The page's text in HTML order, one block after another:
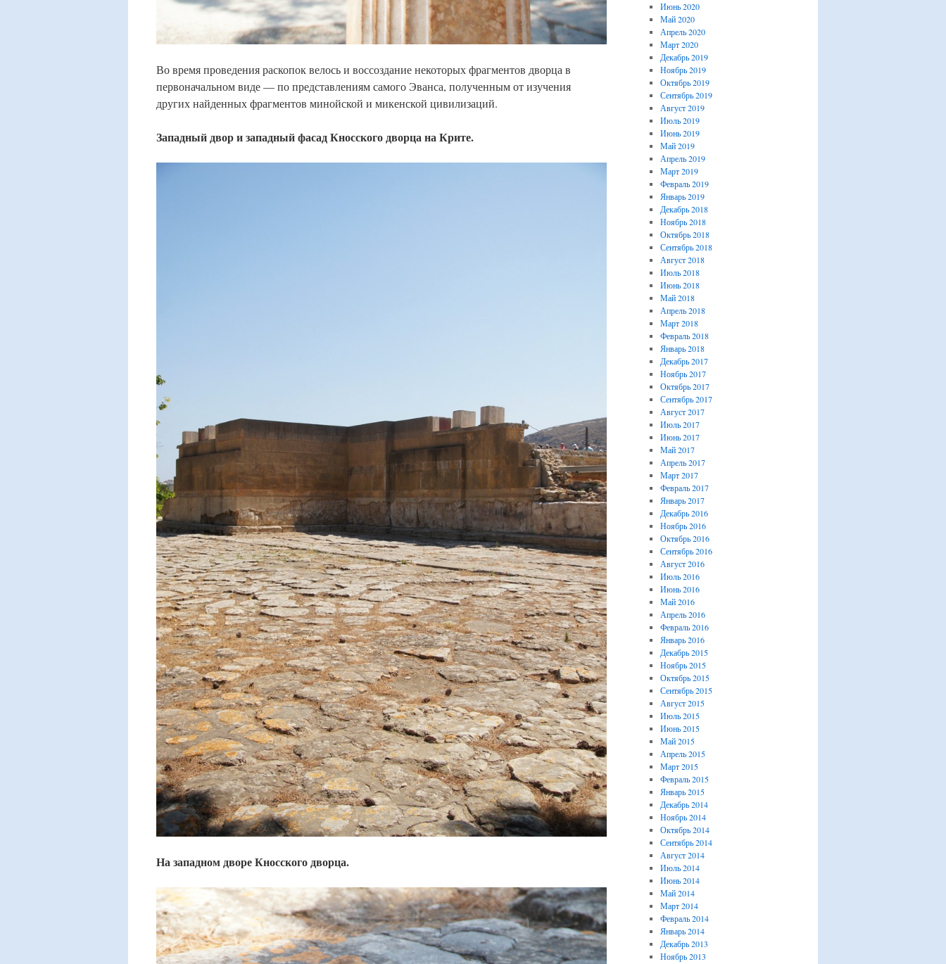
Во время проведения раскопок велось и воссоздание некоторых фрагментов дворца в
первоначальном виде — по представлениям самого Эванса, полученным от изучения
других найденных фрагментов минойской и микенской цивилизаций.
Западный двор и западный фасад Кносского дворца на Крите.
На западном дворе Кносского дворца.
Июнь 2020
Май 2020
Апрель 2020
Март 2020
Декабрь 2019
Ноябрь 2019
Октябрь 2019
Сентябрь 2019
Август 2019
Июль 2019
Июнь 2019
Май 2019
Апрель 2019
Март 2019
Февраль 2019
Январь 2019
Декабрь 2018
Ноябрь 2018
Октябрь 2018
Сентябрь 2018
Август 2018
Июль 2018
Июнь 2018
Май 2018
Апрель 2018
Март 2018
Февраль 2018
Январь 2018
Декабрь 2017
Ноябрь 2017
Октябрь 2017
Сентябрь 2017
Август 2017
Июль 2017
Июнь 2017
Май 2017
Апрель 2017
Март 2017
Февраль 2017
Январь 2017
Декабрь 2016
Ноябрь 2016
Октябрь 2016
Сентябрь 2016
Август 2016
Июль 2016
Июнь 2016
Май 2016
Апрель 2016
Февраль 2016
Январь 2016
Декабрь 2015
Ноябрь 2015
Октябрь 2015
Сентябрь 2015
Август 2015
Июль 2015
Июнь 2015
Май 2015
Апрель 2015
Март 2015
Февраль 2015
Январь 2015
Декабрь 2014
Ноябрь 2014
Октябрь 2014
Сентябрь 2014
Август 2014
Июль 2014
Июнь 2014
Май 2014
Март 2014
Февраль 2014
Январь 2014
Декабрь 2013
Ноябрь 2013